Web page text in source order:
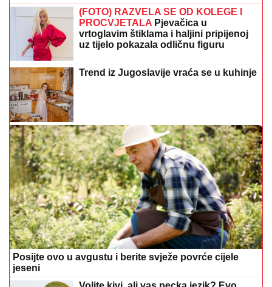
(FOTO) RAZVELA SE OD KOLEGE I
PROCVJETALA Pjevačica u
vrtoglavim štiklama i haljini pripijenoj
uz tijelo pokazala odličnu figuru
Trend iz Jugoslavije vraća se u kuhinje
Posijte ovo u avgustu i berite svježe povrće cijele
jeseni